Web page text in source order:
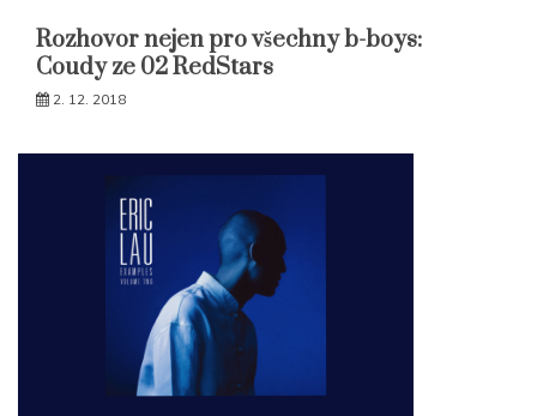
Rozhovor nejen pro všechny b-boys:
Coudy ze 02 RedStars
2. 12. 2018